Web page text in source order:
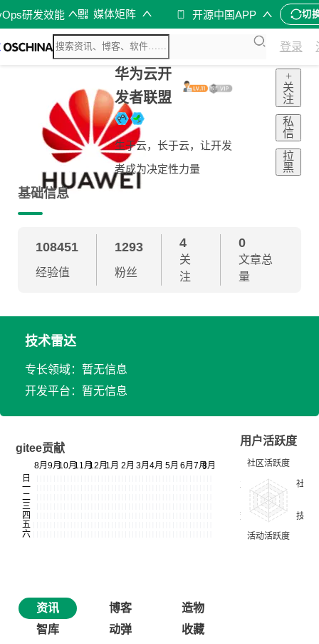
研发效能 媒体矩阵 开源中国APP 切
登录
华为云开
发者联盟
生于云，长于云，让开发
者成为决定性力量
+
关
注
私
信
拉
黑
基础信息
108451
经验值
1293
粉丝
4
关
注
0
文章总
量
技术雷达
专长领域：暂无信息
开发平台：暂无信息
gitee贡献
用户活跃度
资讯 博客
造物
智库
动弹
收藏